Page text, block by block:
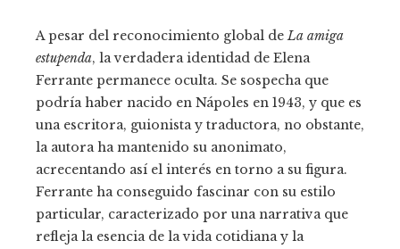
A pesar del reconocimiento global de La amiga
estupenda, la verdadera identidad de Elena
Ferrante permanece oculta. Se sospecha que
podría haber nacido en Nápoles en 1943, y que es
una escritora, guionista y traductora, no obstante,
la autora ha mantenido su anonimato,
acrecentando así el interés en torno a su figura.
Ferrante ha conseguido fascinar con su estilo
particular, caracterizado por una narrativa que
refleja la esencia de la vida cotidiana y la